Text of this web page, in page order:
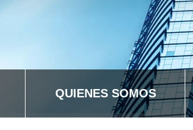
QUIENES SOMOS